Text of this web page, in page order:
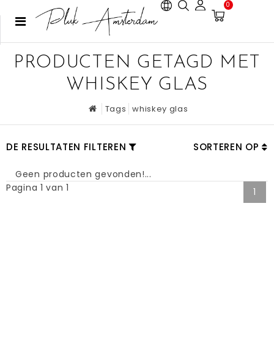
0
PRODUCTEN GETAGD MET
WHISKEY GLAS
Tags whiskey glas
DE RESULTATEN FILTEREN SORTEREN OP
Geen producten gevonden!...
Pagina 1 van 1
1